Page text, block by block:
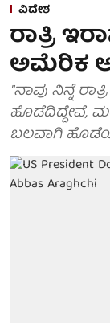
ವಿದೇಶ
ರಾತ್ರಿ
ಅಮೆರಿಕ
"ನಾವು ನಿನ್ನೆ
ಹೊಡೆದಿದ್ದೇವೆ,
ಬಲವಾಗಿ